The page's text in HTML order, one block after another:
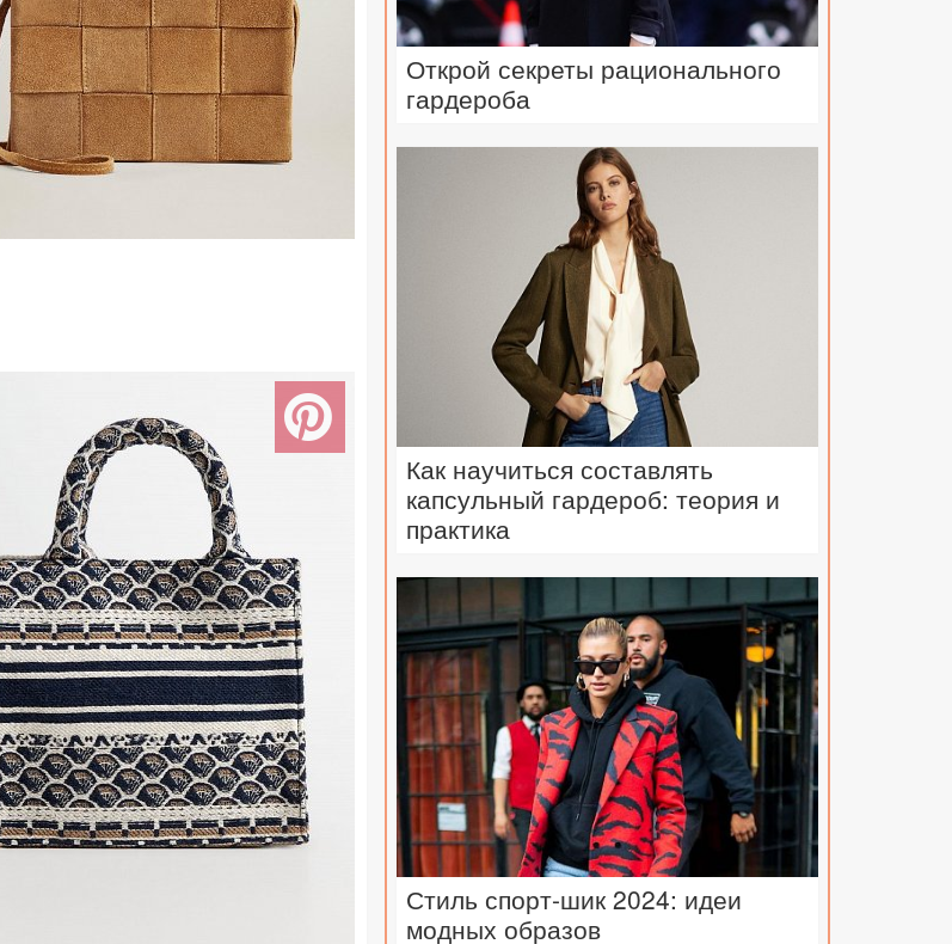
Открой секреты рационального
гардероба
Как научиться составлять
капсульный гардероб: теория и
практика
Стиль спорт-шик 2024: идеи
модных образов